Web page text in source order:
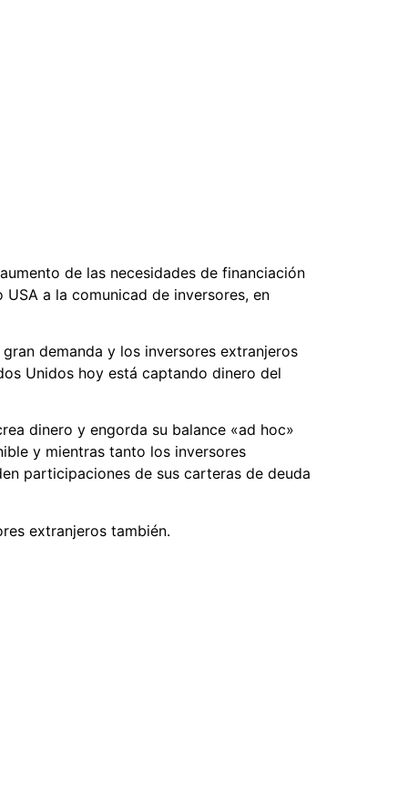
de las necesidades de financiación
a la comunicad de inversores, en
demanda y los inversores extranjeros
Unidos hoy está captando dinero del
dinero y engorda su balance «ad hoc»
y mientras tanto los inversores
participaciones de sus carteras de deuda
extranjeros también.